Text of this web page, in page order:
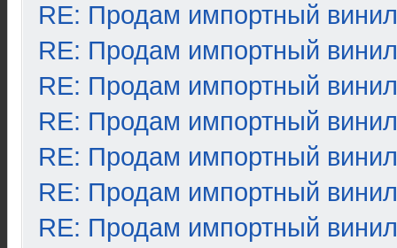
RE: Продам импортный винил
RE: Продам импортный винил
RE: Продам импортный винил
RE: Продам импортный винил
RE: Продам импортный винил
RE: Продам импортный винил
RE: Продам импортный винил